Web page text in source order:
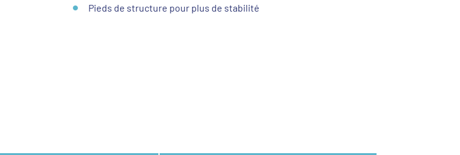
Pieds de structure pour plus de stabilité